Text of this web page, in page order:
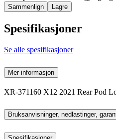
Sammenlign Lagre
Spesifikasjoner
Se alle spesifikasjoner
Mer informasjon
XR-371160 X12 2021 Rear Pod
Bruksanvisninger, nedlastinger,